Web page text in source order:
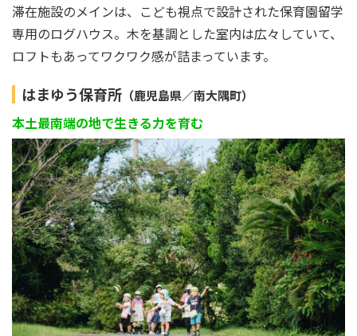
滞在施設のメインは、こども視点で設計された保育園留学
専用のログハウス。木を基調とした室内は広々していて、
ロフトもあってワクワク感が詰まっています。
はまゆう保育所 （鹿児島県／南大隅町）
本土最南端の地で生きる力を育む